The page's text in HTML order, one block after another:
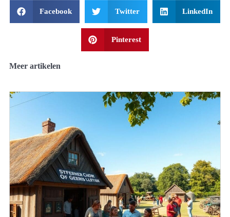
Facebook Twitter LinkedIn
Pinterest
Meer artikelen